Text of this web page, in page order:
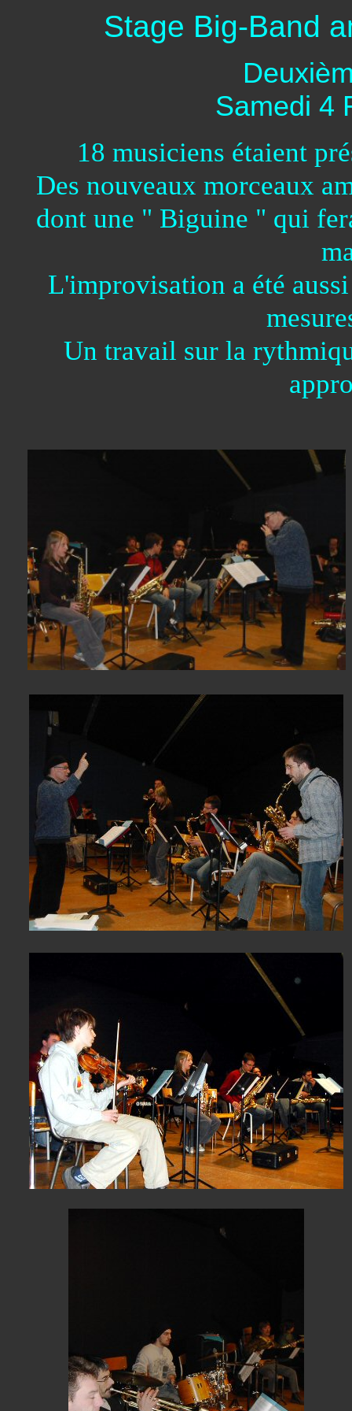
Stage Big-Band
Samedi 4
18 musiciens étaient
Des nouveaux morceaux
dont une " Biguine " qui
L'improvisation a été
Un travail sur la